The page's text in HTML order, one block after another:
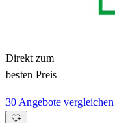
Direkt zum
besten Preis
30 Angebote vergleichen